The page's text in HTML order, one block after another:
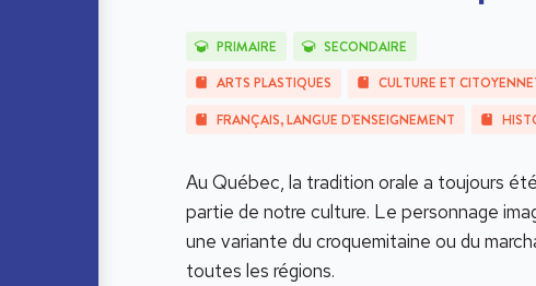
PRIMAIRE
SECONDAIRE
ARTS PLASTIQUES
CULTURE ET
FRANÇAIS, LANGUE D’ENSEIGNEMENT
Au Québec, la tradition orale a toujours
partie de notre culture. Le personnage
une variante du croquemitaine ou du
toutes les régions.